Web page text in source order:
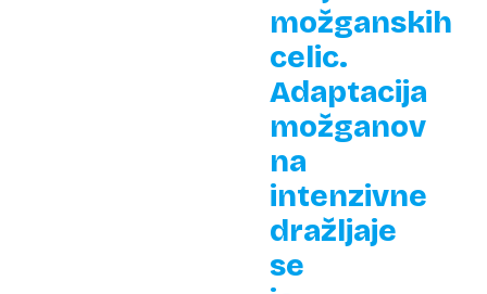
možganskih
celic.
Adaptacija
možganov
na
intenzivne
dražljaje
se